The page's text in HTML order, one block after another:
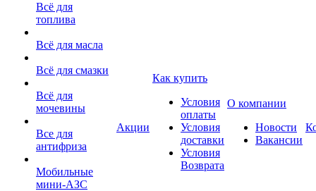
Всё для
топлива
Всё для масла
Всё для смазки
Всё для
мочевины
Все для
антифриза
Мобильные
мини-АЗС
Акции
Как купить
Условия
оплаты
Условия
доставки
Условия
Возврата
О компании
Новости
Вакансии